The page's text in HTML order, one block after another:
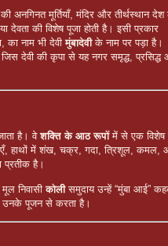
अनगिनत मूर्तियाँ, मंदिर और तीर्थस्थान देश
की विशेष पूजा होती है। इसी प्रकार
का नाम भी देवीमुंबादेवीके नाम पर पड़ा है।
देवी की कृपा से यह नगर समृद्ध, प्रसिद्ध
है। वेशक्ति के आठ रूपोंमें से एक विशेष
हाथों में शंख, चक्र, गदा, त्रिशूल, कमल,
प्रतीक है।
निवासीकोलीसमुदाय उन्हें “मुंबा आई”
उनके पूजन से करता है।